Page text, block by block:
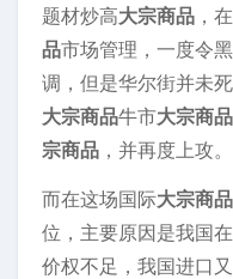
题材炒高大宗商品 ，
品市场管理，一度令
调，但是华尔街并未
大宗商品牛市大宗商品
宗商品 ，并再度上攻。
而在这场国际大宗商品
位，主要原因是我国
价权不足，我国进口